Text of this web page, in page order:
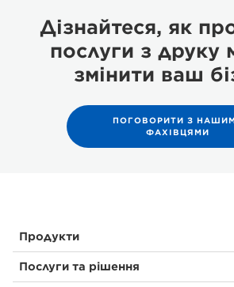
Дізнайтеся, як
послуги з друку
змінити ваш
ПОГОВОРИТИ З
ФАХІВЦЯМИ
Продукти
Послуги та рішення